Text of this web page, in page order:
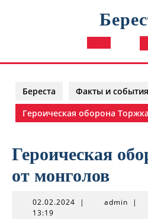
Береста
Факты и события
Героическая оборона
Героическая
от монголов
02.02.2024 02.02.2024
| adminadmin
|
13:19